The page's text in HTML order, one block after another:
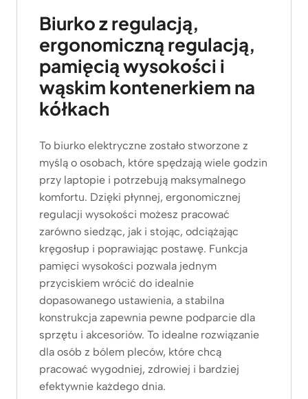
Biurko z regulacją,
ergonomiczną regulacją,
pamięcią wysokości i
wąskim kontenerkiem na
kółkach
To biurko elektryczne zostało stworzone z
myślą o osobach, które spędzają wiele godzin
przy laptopie i potrzebują maksymalnego
komfortu. Dzięki płynnej, ergonomicznej
regulacji wysokości możesz pracować
zarówno siedząc, jak i stojąc, odciążając
kręgosłup i poprawiając postawę. Funkcja
pamięci wysokości pozwala jednym
przyciskiem wrócić do idealnie
dopasowanego ustawienia, a stabilna
konstrukcja zapewnia pewne podparcie dla
sprzętu i akcesoriów. To idealne rozwiązanie
dla osób z bólem pleców, które chcą
pracować wygodniej, zdrowiej i bardziej
efektywnie każdego dnia.